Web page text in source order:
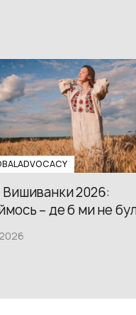
2026:
– де б ми не